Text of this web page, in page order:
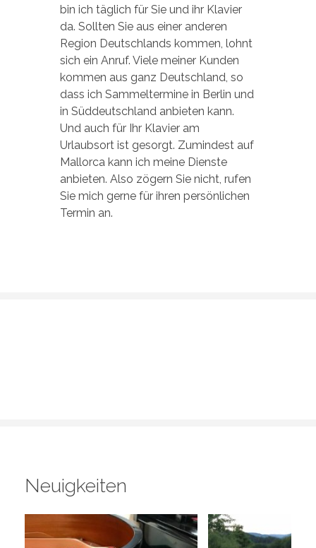
bin ich täglich für Sie und ihr Klavier
da. Sollten Sie aus einer anderen
Region Deutschlands kommen, lohnt
sich ein Anruf. Viele meiner Kunden
kommen aus ganz Deutschland, so
dass ich Sammeltermine in Berlin und
in Süddeutschland anbieten kann.
Und auch für Ihr Klavier am
Urlaubsort ist gesorgt. Zumindest auf
Mallorca kann ich meine Dienste
anbieten. Also zögern Sie nicht, rufen
Sie mich gerne für ihren persönlichen
Termin an.
Neuigkeiten